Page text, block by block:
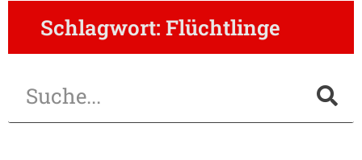
Schlagwort: Flüchtlinge